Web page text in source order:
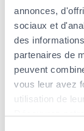
annonces,
sociaux et
des
partenaires de
peuvent
vous leur avez
utilisation de
Découvrez